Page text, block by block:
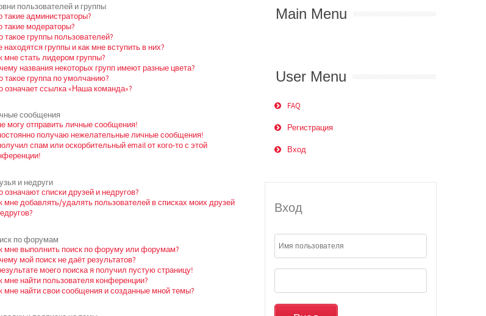
пользователей и группы
такие администраторы?
такие модераторы?
такое группы пользователей?
находятся группы и как мне вступить в них?
мне стать лидером группы?
названия некоторых групп имеют разные цвета?
такое группа по умолчанию?
означает ссылка «Наша команда»?
сообщения
могу отправить личные сообщения!
получаю нежелательные личные сообщения!
спам или оскорбительный email от кого-то с этой
и недруги
означают списки друзей и недругов?
мне добавлять/удалять пользователей в списках моих друзей
по форумам
мне выполнить поиск по форуму или форумам?
мой поиск не даёт результатов?
моего поиска я получил пустую страницу!
мне найти пользователя конференции?
мне найти свои сообщения и созданные мной темы?
Main Menu
User Menu
FAQ
Регистрация
Вход
Вход